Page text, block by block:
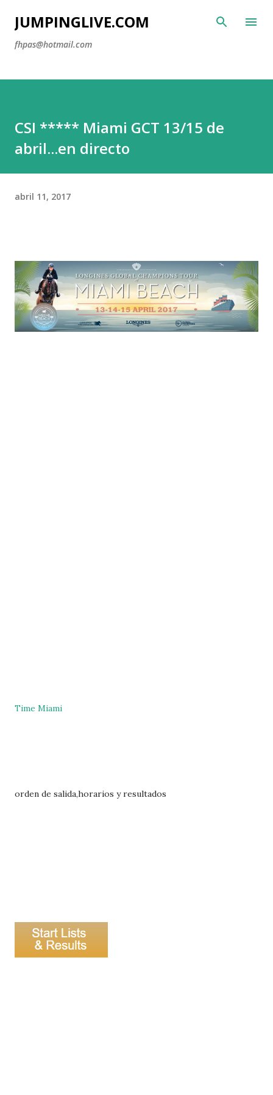
Ir al contenido principal
JUMPINGLIVE.COM
fhpas@hotmail.com
CSI ***** Miami GCT 13/15 de
abril...en directo
abril 11, 2017
Time Miami
orden de salida,horarios y resultados